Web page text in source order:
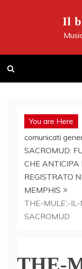
Il
You are Here
comunicati
SACROMUD:
CHE ANTICIPA
REGISTRATO
MEMPHIS
THE-MULE’,-
SACROMUD